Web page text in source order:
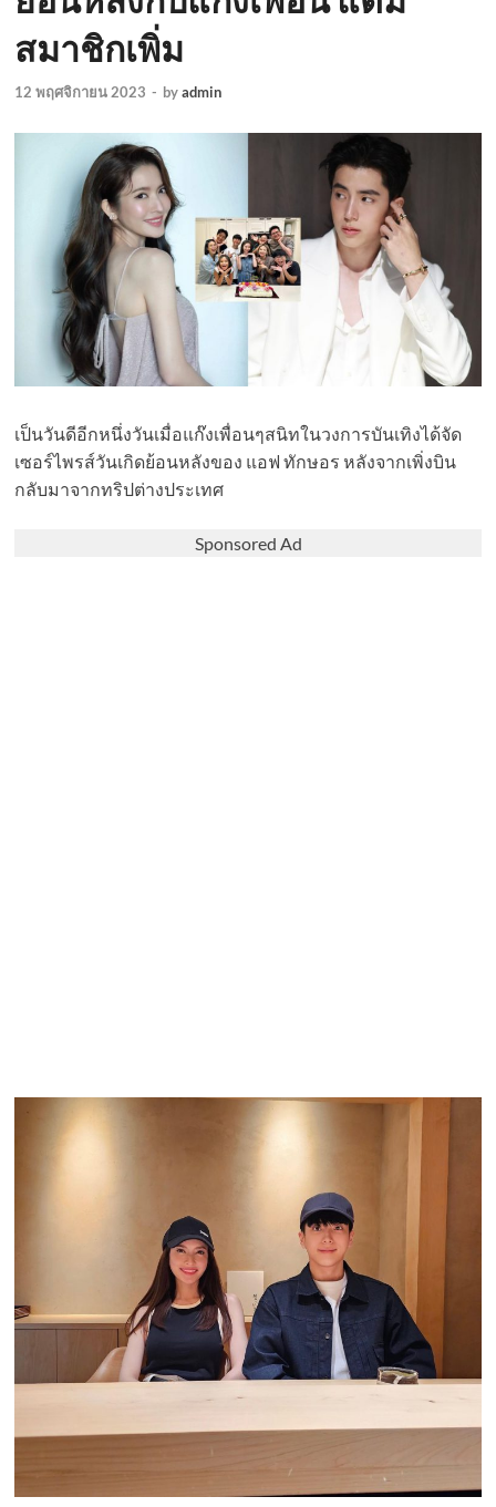
สมาชิกเพิ่ม
12 พฤศจิกายน 2023 - byadmin
เป็นวันดีอีกหนึ่งวันเมื่อแก๊งเพื่อนๆสนิทในวงการบันเทิงได้จัด
เซอร์ไพรส์วันเกิดย้อนหลังของ แอฟ ทักษอร หลังจากเพิ่งบิน
กลับมาจากทริปต่างประเทศ
Sponsored Ad